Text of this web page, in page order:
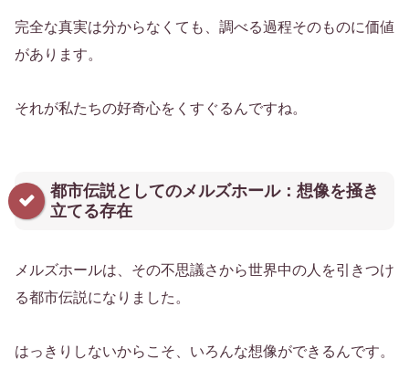
完全な真実は分からなくても、調べる過程そのものに価値
があります。
それが私たちの好奇心をくすぐるんですね。
都市伝説としてのメルズホール：想像を掻き
立てる存在
メルズホールは、その不思議さから世界中の人を引きつけ
る都市伝説になりました。
はっきりしないからこそ、いろんな想像ができるんです。